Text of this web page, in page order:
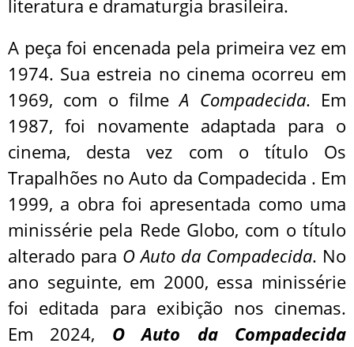
literatura e dramaturgia brasileira.
A peça foi encenada pela primeira vez em
1974. Sua estreia no cinema ocorreu em
1969, com o filmeA Compadecida. Em
1987, foi novamente adaptada para o
cinema, desta vez com o título Os
Trapalhões no Auto da Compadecida . Em
1999, a obra foi apresentada como uma
minissérie pela Rede Globo, com o título
alterado para O Auto da Compadecida. No
ano seguinte, em 2000, essa minissérie
foi editada para exibição nos cinemas.
Em 2024, O Auto da Compadecida